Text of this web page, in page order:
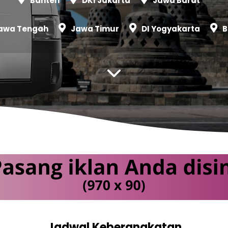
Tengah Jawa Timur DI Yogyakarta